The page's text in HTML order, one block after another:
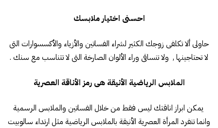
احسنى اختيار ملابسك
حاولى ألا تكلفى زوجك الكثير لشراء الفساتين والأزياء والأكسسوارات التى
لا تحتاجينها , ولا تنساقى وراء الألوان الصارخة التى لا تتناسب مع سنك .
الملابس الرياضية الأنيقة هى رمز الأناقة العصرية
يمكن ابراز اناقتك ليس فقط من خلال الفساتين والملابس الرسمية
وانما تنفرد المرأة العصرية الأنيقة بالملابس الرياضية مثل ارتداء سالوبيت